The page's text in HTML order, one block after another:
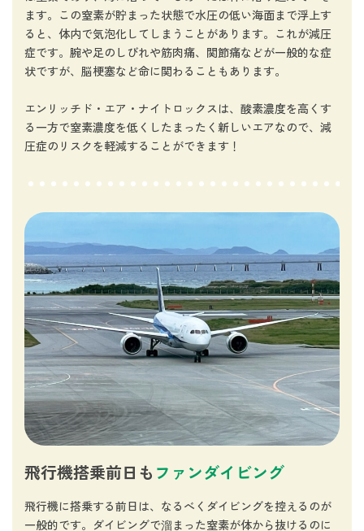
ます。この窒素が貯まった状態で水圧の低い海面まで浮上す
ると、体内で気泡化してしまうことがあります。これが減圧
症です。腕や足のしびれや筋肉痛、関節痛などが一般的な症
状ですが、脳梗塞など命に関わることもあります。
エンリッチド・エア・ナイトロックスは、酸素濃度を高くす
る一方で窒素濃度を低くしたまったく新しいエアなので、減
圧症のリスクを軽減することができます！
飛行機搭乗前日も ファンダイビング
飛行機に搭乗する前日は、なるべくダイビングを控えるのが
一般的です。ダイビングで溜まった窒素が体から抜けるのに